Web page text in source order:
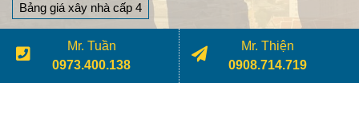
Bảng giá xây nhà cấp 4
Copyright © 2026Xây Dựng Nhật Trung , all rights reserved.
Mr. Tuần
0973.400.138
Mr. Thiện
0908.714.719